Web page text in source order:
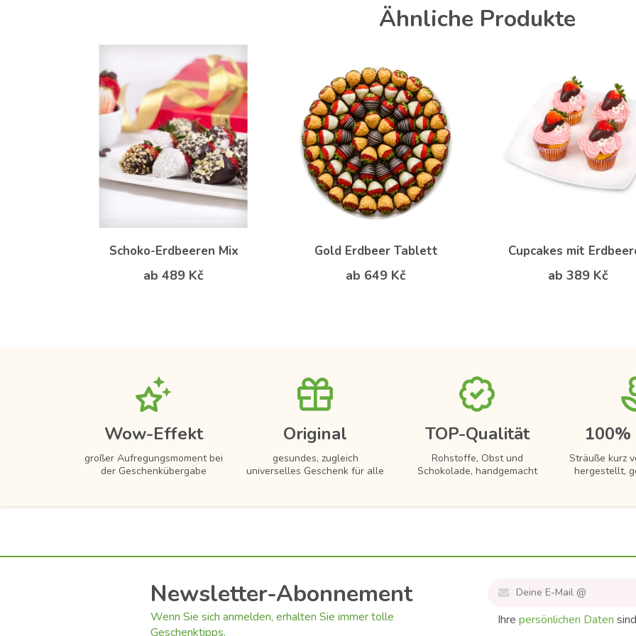
Ähnliche Produkte
Schoko-Erdbeeren Mix
ab 489 Kč
Gold Erdbeer Tablett
ab 649 Kč
Cupcakes mit
ab 389 Kč
Wow-Effekt
großer Aufregungsmoment bei
der Geschenkübergabe
Original
gesundes, zugleich
universelles Geschenk für alle
TOP-Qualität
Rohstoffe, Obst und
Schokolade, handgemacht
100%
Sträuße kurz
hergestellt,
Newsletter-Abonnement
Wenn Sie sich anmelden, erhalten Sie immer tolle
Geschenktipps.
Ihre persönlichen Daten